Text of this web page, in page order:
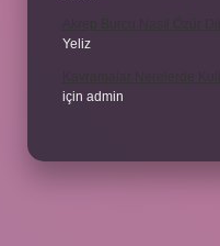
Yeliz
için admin